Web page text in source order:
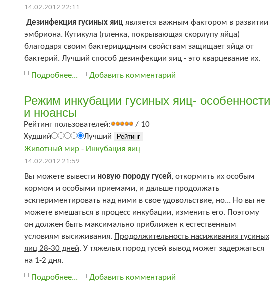
14.02.2012 22:11
Дезинфекция гусиных яиц является важным фактором в развитии
эмбриона. Кутикула (пленка, покрывающая скорлупу яйца)
благодаря своим бактерицидным свойствам защищает яйца от
бактерий. Лучший способ дезинфекции яиц - это кварцевание их.
Подробнее...
Добавить комментарий
Режим инкубации гусиных яиц- особенности
и нюансы
Рейтинг пользователей:
/ 10
Худший
Лучший
Животный мир - Инкубация яиц
14.02.2012 21:59
Вы можете вывести новую породу гусей, откормить их особым
кормом и особыми приемами, и дальше продолжать
эскпериментировать над ними в свое удовольствие, но... Но вы не
можете вмешаться в процесс инкубации, изменить его. Поэтому
он должен быть максимально приближен к естественным
условиям высиживания. Продолжительность насиживания гусиных
яиц 28-30 дней. У тяжелых пород гусей вывод может задержаться
на 1-2 дня.
Подробнее...
Добавить комментарий